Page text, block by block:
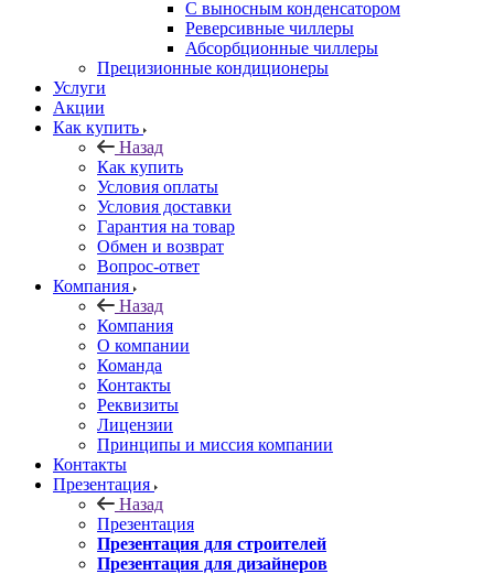
С выносным конденсатором
Реверсивные чиллеры
Абсорбционные чиллеры
Прецизионные кондиционеры
Услуги
Акции
Как купить
Назад
Как купить
Условия оплаты
Условия доставки
Гарантия на товар
Обмен и возврат
Вопрос-ответ
Компания
Назад
Компания
О компании
Команда
Контакты
Реквизиты
Лицензии
Принципы и миссия компании
Контакты
Презентация
Назад
Презентация
Презентация для строителей
Презентация для дизайнеров